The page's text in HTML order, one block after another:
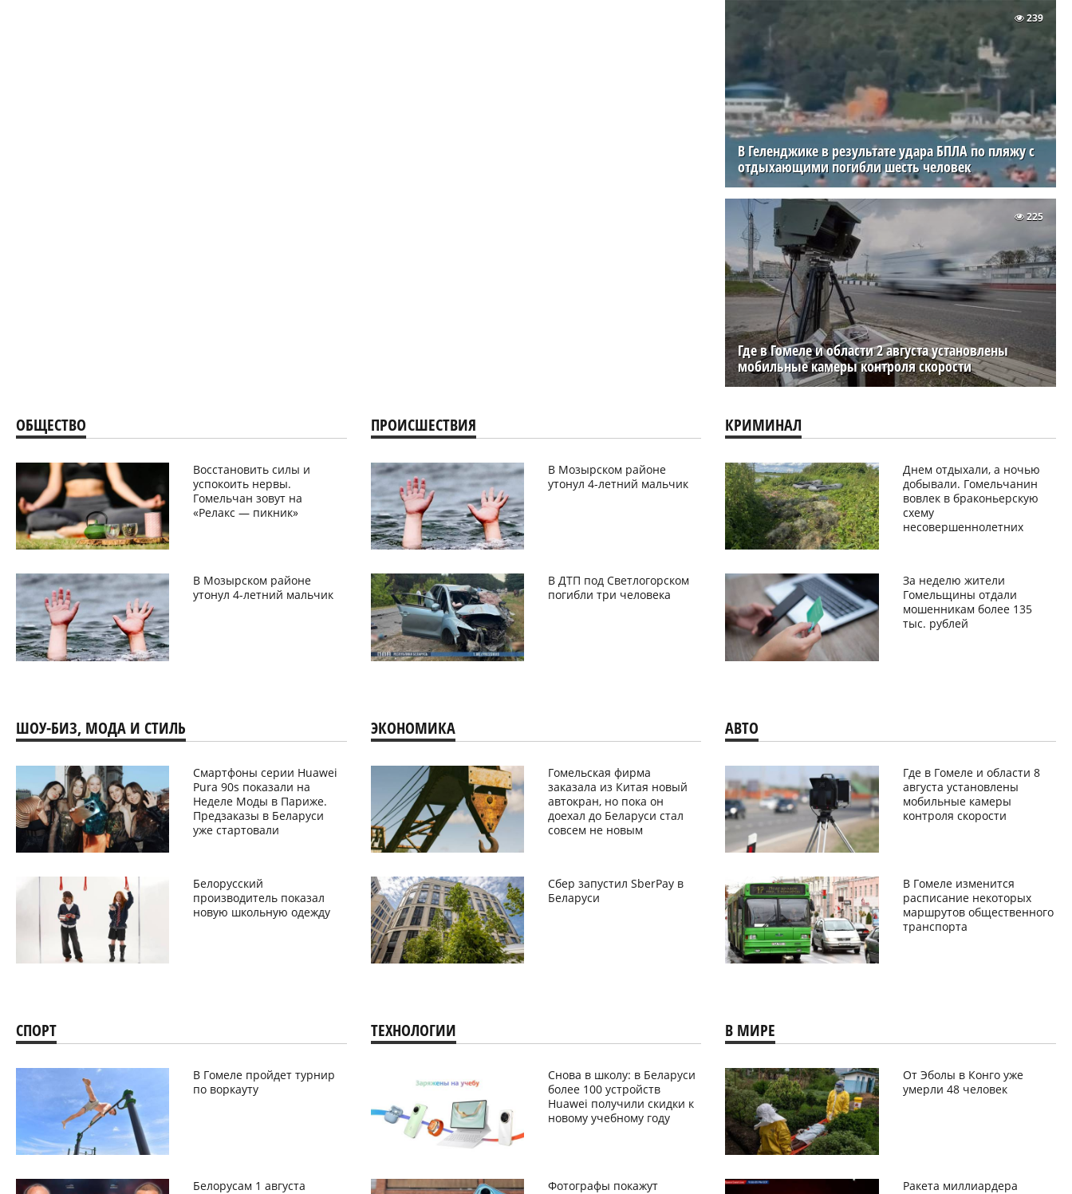
В Геленджике в результате удара БПЛА по пляжу с
отдыхающими погибли шесть человек
239
Где в Гомеле и области 2 августа установлены
мобильные камеры контроля скорости
225
ОБЩЕСТВО
Восстановить силы и
успокоить нервы.
Гомельчан зовут на
«Релакс — пикник»
В Мозырском районе
утонул 4-летний мальчик
ПРОИСШЕСТВИЯ
В Мозырском районе
утонул 4-летний мальчик
В ДТП под Светлогорском
погибли три человека
КРИМИНАЛ
Днем отдыхали, а ночью
добывали. Гомельчанин
вовлек в браконьерскую
схему
несовершеннолетних
За неделю жители
Гомельщины отдали
мошенникам более 135
тыс. рублей
ШОУ-БИЗ, МОДА И СТИЛЬ
Смартфоны серии Huawei
Pura 90s показали на
Неделе Моды в Париже.
Предзаказы в Беларуси
уже стартовали
Белорусский
производитель показал
новую школьную одежду
ЭКОНОМИКА
Гомельская фирма
заказала из Китая новый
автокран, но пока он
доехал до Беларуси стал
совсем не новым
Сбер запустил SberPay в
Беларуси
АВТО
Где в Гомеле и области 8
августа установлены
мобильные камеры
контроля скорости
В Гомеле изменится
расписание некоторых
маршрутов общественного
транспорта
СПОРТ
В Гомеле пройдет турнир
по воркауту
Белорусам 1 августа
ТЕХНОЛОГИИ
Снова в школу: в Беларуси
более 100 устройств
Huawei получили скидки к
новому учебному году
Фотографы покажут
В МИРЕ
От Эболы в Конго уже
умерли 48 человек
Ракета миллиардера